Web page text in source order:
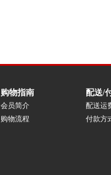
购物指南
会员简介
购物流程
配送/
配送运
付款方